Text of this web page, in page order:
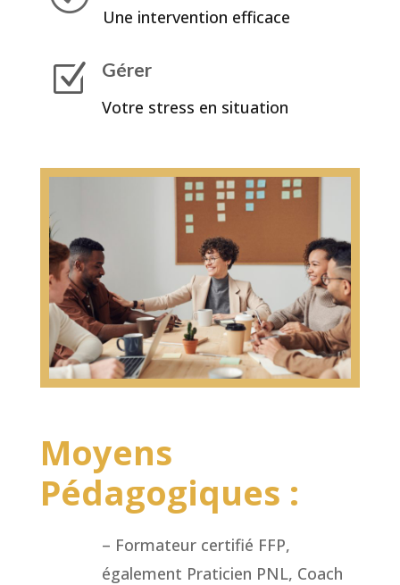
Une intervention efficace
Z Gérer
Votre stress en situation
Moyens
Pédagogiques :
– Formateur certifié FFP,
également Praticien PNL, Coach